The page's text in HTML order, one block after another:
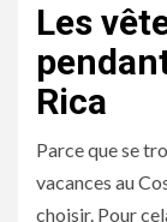
Les
Rica
Parce que se
vacances au
choisir. Pour